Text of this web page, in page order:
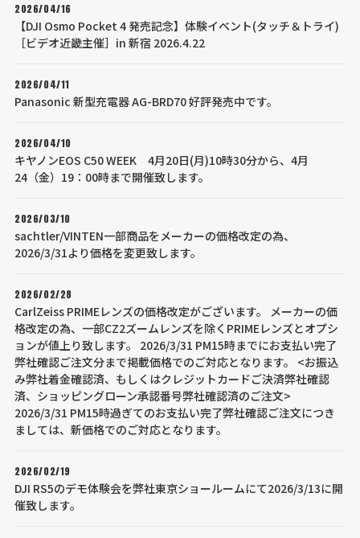
2026/04/16
【DJI Osmo Pocket 4 発売記念】体験イベント(タッチ＆トライ)
［ビデオ近畿主催］in 新宿 2026.4.22
2026/04/11
Panasonic 新型充電器 AG-BRD70 好評発売中です。
2026/04/10
キヤノンEOS C50 WEEK 4月20日(月)10時30分から、4月
24（金）19：00時まで開催致します。
2026/03/10
sachtler/VINTEN一部商品をメーカーの価格改定の為、
2026/3/31より価格を変更致します。
2026/02/28
CarlZeiss PRIMEレンズの価格改定がございます。 メーカーの価
格改定の為、一部CZ2ズームレンズを除くPRIMEレンズとオプシ
ョンが値上り致します。 2026/3/31 PM15時までにお支払い完了
弊社確認ご注文分まで掲載価格でのご対応となります。 <お振込
み弊社着金確認済、もしくはクレジットカードご決済弊社確認
済、ショッピングローン承認番号弊社確認済のご注文>
2026/3/31 PM15時過ぎてのお支払い完了弊社確認ご注文につき
ましては、新価格でのご対応となります。
2026/02/19
DJI RS5のデモ体験会を弊社東京ショールームにて2026/3/13に開
催致します。